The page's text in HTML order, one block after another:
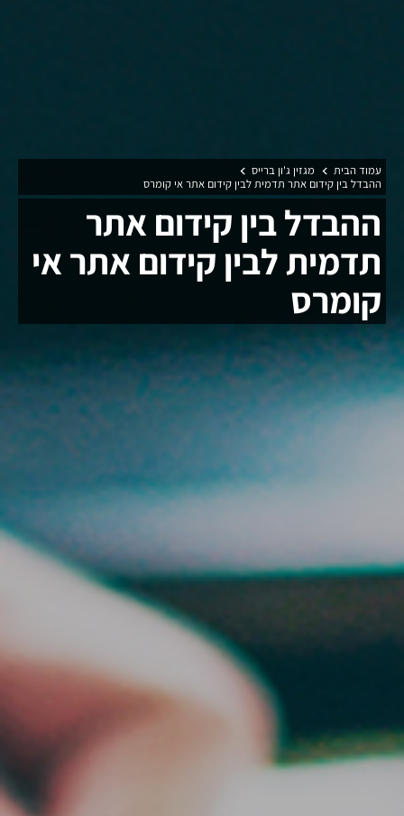
עמוד הבית
מגזין ג'ון ברייס
ההבדל בין קידום אתר תדמית לבין קידום אתר אי קומרס
ההבדל בין קידום אתר
תדמית לבין קידום אתר אי
קומרס